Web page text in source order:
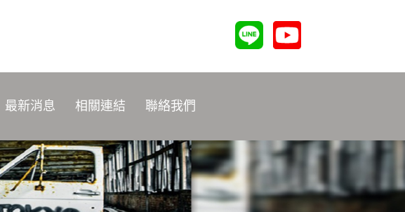
最新消息 相關連結 聯絡我們